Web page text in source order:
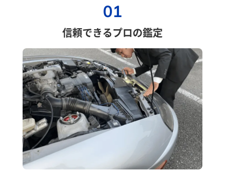
01
信頼できるプロの鑑定